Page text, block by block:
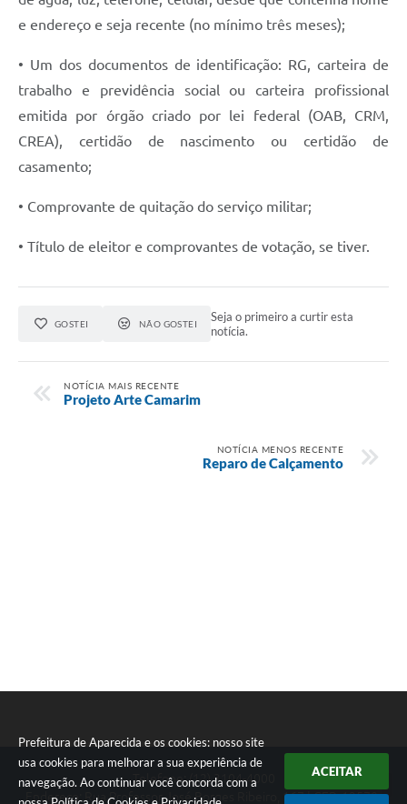
Prefeitura de Aparecida e os cookies: nosso site
usa cookies para melhorar a sua experiência de
navegação. Ao continuar você concorda com a
ACEITAR
Diário Oficial
Notícias
FAQ
e endereço e seja recente (no mínimo três meses);
• Um dos documentos de identificação: RG, carteira de
trabalho e previdência social ou carteira profissional
emitida por órgão criado por lei federal (OAB, CRM,
CREA), certidão de nascimento ou certidão de
casamento;
• Comprovante de quitação do serviço militar;
• Título de eleitor e comprovantes de votação, se tiver.
GOSTEI NÃO GOSTEI
Seja o primeiro a curtir esta
notícia.
NOTÍCIA MAIS RECENTE
Projeto Arte Camarim
NOTÍCIA MENOS RECENTE
Reparo de Calçamento
Telefone: (12) 3104-4000
Endereço: Rua Professor José Borges Ribeiro, 167 | CEP: 12570-